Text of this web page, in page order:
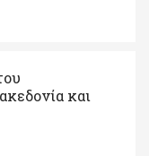
και